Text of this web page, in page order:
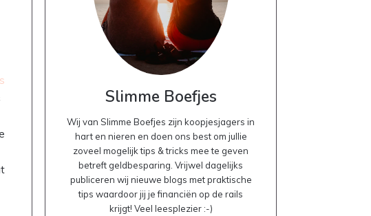
Slimme Boefjes
Wij van Slimme Boefjes zijn koopjesjagers in
hart en nieren en doen ons best om jullie
zoveel mogelijk tips & tricks mee te geven
betreft geldbesparing. Vrijwel dagelijks
publiceren wij nieuwe blogs met praktische
tips waardoor jij je financiën op de rails
krijgt! Veel leesplezier :-)